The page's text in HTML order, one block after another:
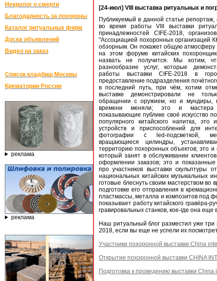
Некролог о смерти
Благодарность за похороны
Каталог ритуальных фирм
Доска объявлений
Видео на заказ
Список кладбищ Москвы
Крематории России
реклама
реклама
[24-июл] VIII выставка ритуальных и
Публикуемый в данной статье
во время работы VIII выставки
принадлежностей CIFE-2018,
"Ассоциацией похоронных организаций
обзорным. Он покажет общую атмосферу
на этом форуме китайских
назвать не получится. Мы хотим,
разнообразие услуг, которые
работы выставки CIFE-2018 в
предоставление подразделения
в последний путь, при чём, хотим
выставке демонстрировали не
обращении с оружием, но и мундиры,
времени меняли; это и мастера
показывающие публике своё искусство
популярного китайского напитка, это
устройств и приспособлений для
фотографии с led-подсветкой,
вращающиеся цилиндры,
территорию похоронных объектов; это
который занят в обслуживании
оформлении заказов; это и
про участников выставки скульптуры
национальных китайских музыкальных
готовые блеснуть своим мастерством
подготовке его отправления в
пластмассы, металла и композитов под
показывает работу китайского гравёра-
гравировальных станков, кое-где она еще
Наш ритуальный блог разместил уже
2018, если вы еще не успели их
Участники похоронной выставки China
Открытие похоронной выставки CHINA
Подготовка к проведению выставки